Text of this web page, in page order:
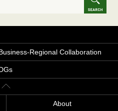
Regional Collaboration
About